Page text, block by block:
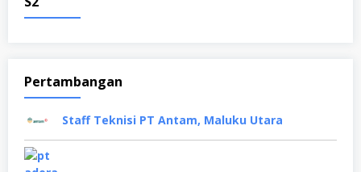
Pertambangan
Staff Teknisi PT Antam, Maluku Utara